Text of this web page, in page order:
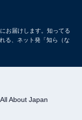
お届けします。知ってる
る、ネット発「知ら（な
All About Japan